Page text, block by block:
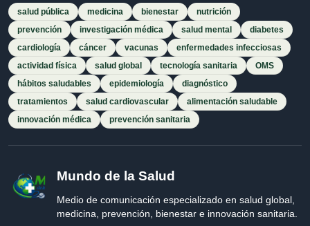
salud pública medicina bienestar
nutrición
prevención
investigación médica salud mental
diabetes
cardiología
cáncer vacunas
enfermedades infecciosas
actividad física
salud global tecnología sanitaria
OMS
hábitos saludables
epidemiología
diagnóstico
tratamientos
salud cardiovascular
alimentación saludable
innovación médica
prevención sanitaria
Mundo de la Salud
Medio de comunicación especializado en salud global,
medicina, prevención, bienestar e innovación sanitaria.